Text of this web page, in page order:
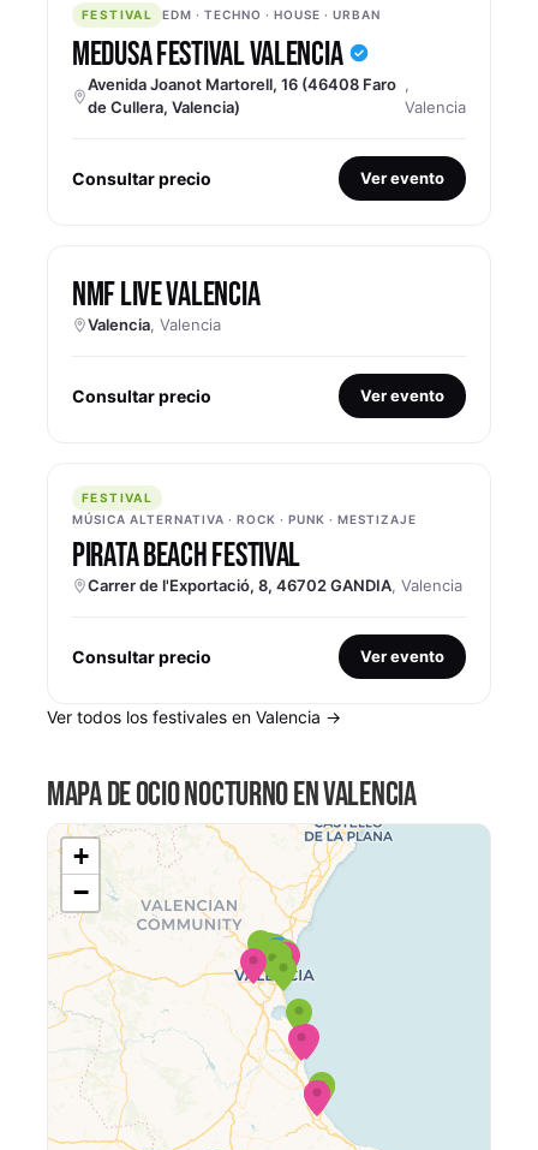
FESTIVAL
FESTIVAL EDM · TECHNO · HOUSE · URBAN
MEDUSA FESTIVAL VALENCIA
Avenida Joanot Martorell, 16 (46408 Faro
de Cullera, Valencia)
,
Valencia
Consultar precio Ver evento
NMF LIVE VALENCIA
Valencia, Valencia
Consultar precio Ver evento
FESTIVAL
FESTIVAL
MÚSICA ALTERNATIVA · ROCK · PUNK · MESTIZAJE
PIRATA BEACH FESTIVAL
Carrer de l'Exportació, 8, 46702 GANDIA, Valencia
Consultar precio Ver evento
Ver todos los festivales en Valencia →
MAPA DE OCIO NOCTURNO EN VALENCIA
+
−